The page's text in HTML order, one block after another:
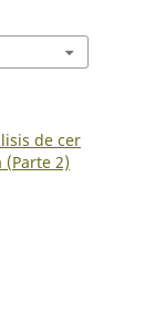
de cer
2)